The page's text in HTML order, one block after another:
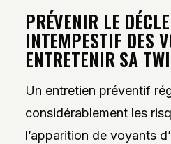
PRÉVENIR LE
INTEMPESTIF DES
ENTRETENIR SA
Un entretien préventif
considérablement les
l’apparition de voyants